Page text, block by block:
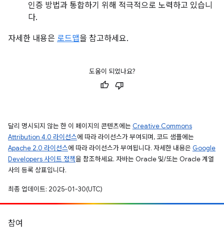
인증 방법과 통합하기 위해 적극적으로 노력하고 있습니
다.
자세한 내용은 로드맵을 참고하세요.
도움이 되었나요?
달리 명시되지 않는 한 이 페이지의 콘텐츠에는 Creative Commons
Attribution 4.0 라이선스에 따라 라이선스가 부여되며, 코드 샘플에는
Apache 2.0 라이선스에 따라 라이선스가 부여됩니다. 자세한 내용은 Google
Developers 사이트 정책을 참조하세요. 자바는 Oracle 및/또는 Oracle 계열
사의 등록 상표입니다.
최종 업데이트: 2025-01-30(UTC)
참여